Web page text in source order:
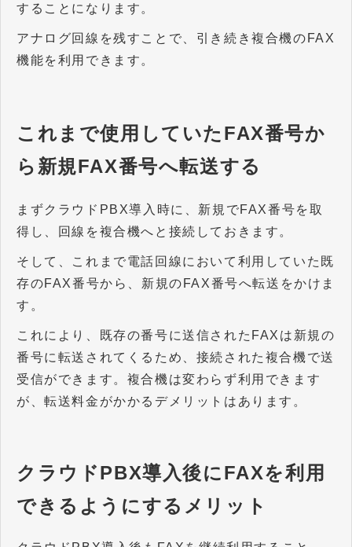
することになります。
アナログ回線を残すことで、引き続き複合機のFAX
機能を利用できます。
これまで使用していたFAX番号か
ら新規FAX番号へ転送する
まずクラウドPBX導入時に、新規でFAX番号を取
得し、回線を複合機へと接続しておきます。
そして、これまで電話回線において利用していた既
存のFAX番号から、新規のFAX番号へ転送をかけま
す。
これにより、既存の番号に送信されたFAXは新規の
番号に転送されてくるため、接続された複合機で送
受信ができます。複合機は変わらず利用できます
が、転送料金がかかるデメリットはあります。
クラウドPBX導入後にFAXを利用
できるようにするメリット